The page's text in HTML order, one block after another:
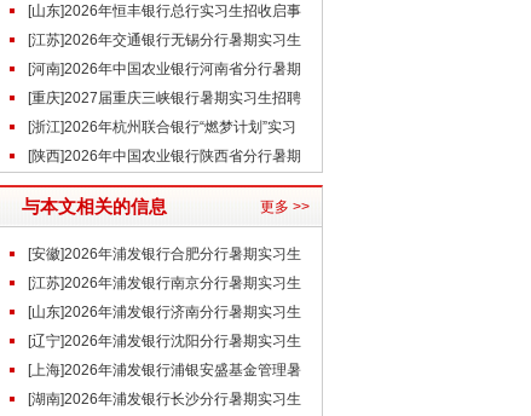
事(6.18)
[山东]2026年恒丰银行总行实习生招收启事
（6.13）
[江苏]2026年交通银行无锡分行暑期实习生
招聘公告
[河南]2026年中国农业银行河南省分行暑期
实习生招募公告
[重庆]2027届重庆三峡银行暑期实习生招聘
公告[浙江]2026年杭州联合银行“燃梦计划”实习
生招聘公告
[陕西]2026年中国农业银行陕西省分行暑期
实习生招募公告
与本文相关的信息 更多 >>
[安徽]2026年浦发银行合肥分行暑期实习生
招聘公告（6.26）
[江苏]2026年浦发银行南京分行暑期实习生
招聘公告（6.26）
[山东]2026年浦发银行济南分行暑期实习生
招聘公告（6.26）
[辽宁]2026年浦发银行沈阳分行暑期实习生
招聘公告（6.26）
[上海]2026年浦发银行浦银安盛基金管理暑
期实习生招聘公告（6.26）
[湖南]2026年浦发银行长沙分行暑期实习生